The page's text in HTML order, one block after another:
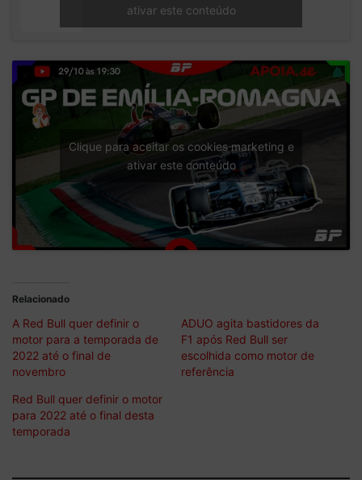
ativar este conteúdo
Clique para aceitar os cookies marketing e
ativar este conteúdo
Relacionado
A Red Bull quer definir o
motor para a temporada de
2022 até o final de
novembro
ADUO agita bastidores da
F1 após Red Bull ser
escolhida como motor de
referência
Red Bull quer definir o motor
para 2022 até o final desta
temporada